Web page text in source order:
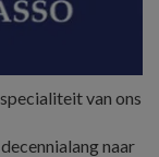
van ons
naar